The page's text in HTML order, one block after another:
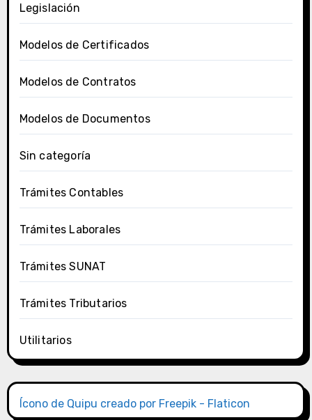
Legislación
Modelos de Certificados
Modelos de Contratos
Modelos de Documentos
Sin categoría
Trámites Contables
Trámites Laborales
Trámites SUNAT
Trámites Tributarios
Utilitarios
Ícono de Quipu creado por Freepik - Flaticon